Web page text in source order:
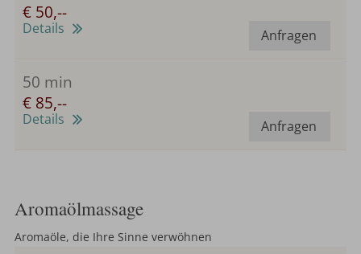
€ 50,--
Anfragen
Details
50 min
€ 85,--
Anfragen
Details
Aromaölmassage
Aromaöle, die Ihre Sinne verwöhnen